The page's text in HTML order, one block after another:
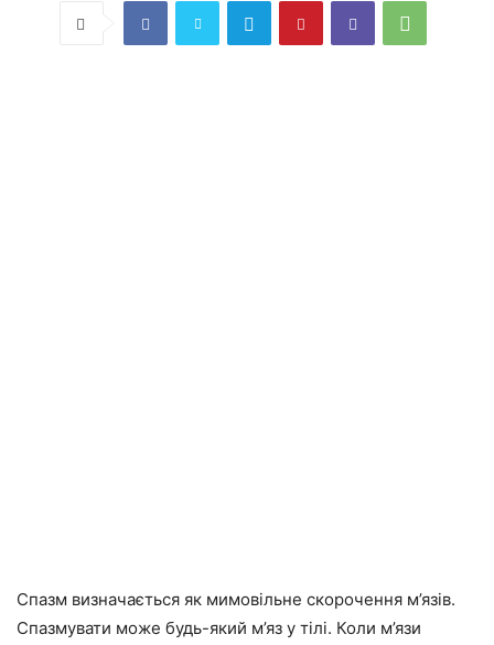
Спазм визначається як мимовільне скорочення м’язів.
Спазмувати може будь-який м’яз у тілі. Коли м’язи